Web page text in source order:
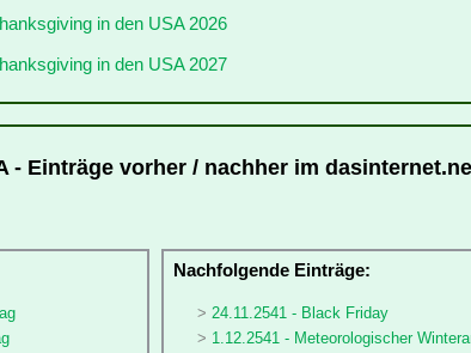
in den USA 2026
in den USA 2027
- Einträge vorher / nachher im
Nachfolgende Einträge:
24.11.2541 - Black Friday
1.12.2541 - Meteorologischer